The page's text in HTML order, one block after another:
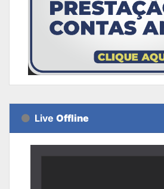
Live Offline